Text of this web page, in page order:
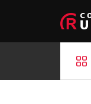
grid